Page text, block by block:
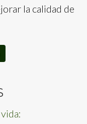
la calidad de